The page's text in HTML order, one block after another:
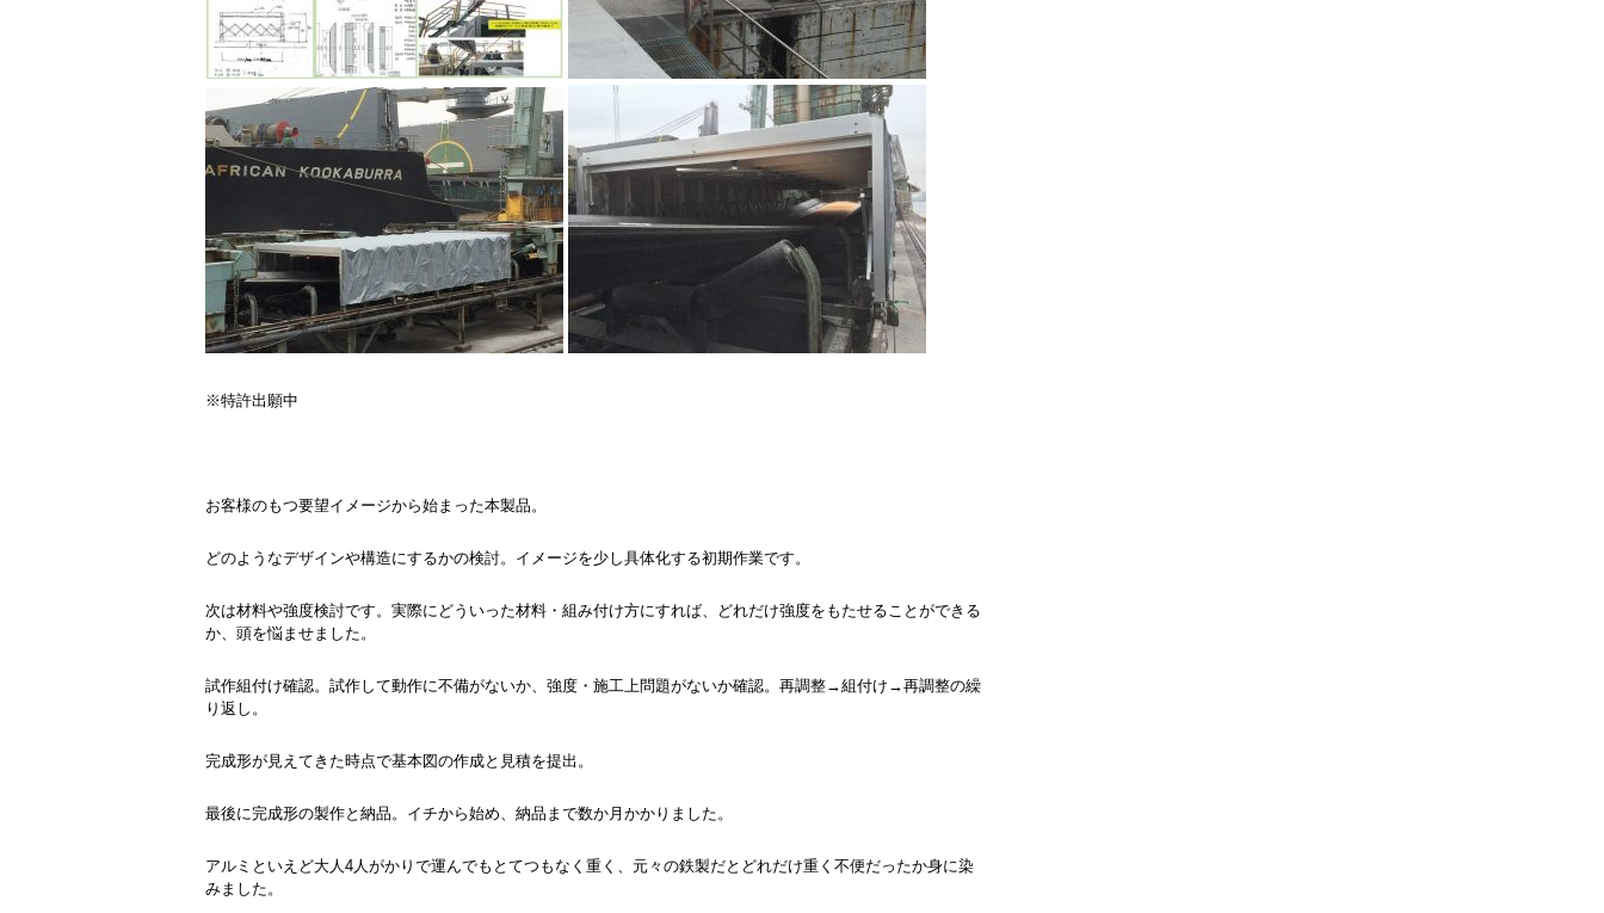
※特許出願中
お客様のもつ要望イメージから始まった本製品。
どのようなデザインや構造にするかの検討。イメージを少し具体化する初期作業です。
次は材料や強度検討です。実際にどういった材料・組み付け方にすれば、どれだけ強度をもたせることができる
か、頭を悩ませました。
試作組付け確認。試作して動作に不備がないか、強度・施工上問題がないか確認。再調整→組付け→再調整の繰
り返し。
完成形が見えてきた時点で基本図の作成と見積を提出。
最後に完成形の製作と納品。イチから始め、納品まで数か月かかりました。
アルミといえど大人4人がかりで運んでもとてつもなく重く、元々の鉄製だとどれだけ重く不便だったか身に染
みました。